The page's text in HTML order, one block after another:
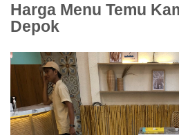
Harga Menu Temu
Depok